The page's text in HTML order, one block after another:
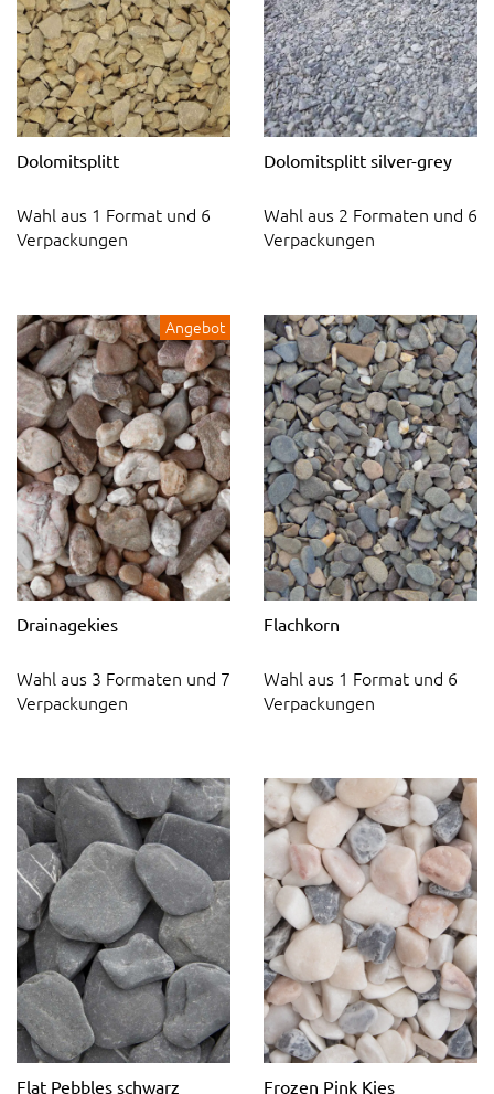
Dolomitsplitt
Wahl aus 1 Format und 6
Verpackungen
Dolomitsplitt silver-grey
Wahl aus 2 Formaten und 6
Verpackungen
Angebot
Drainagekies
Wahl aus 3 Formaten und 7
Verpackungen
Flachkorn
Wahl aus 1 Format und 6
Verpackungen
Flat Pebbles schwarz Frozen Pink Kies